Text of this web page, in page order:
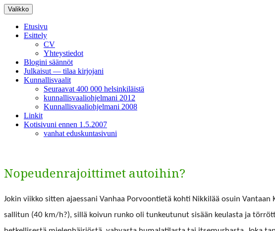
Siirry
sisältöön
Valikko
Etusivu
Esittely
CV
Yhteystiedot
Blogini säännöt
Julkaisut — tilaa kirjojani
Kunnallisvaalit
Seuraavat 400 000 helsinkiläistä
kunnallisvaaliohjelmani 2012
Kunnallisvaaliohjelmani 2008
Linkit
Kotisivuni ennen 1.5.2007
vanhat eduskuntasivuni
Nopeudenrajoittimet autoihin?
Jokin viikko sit­ten ajaes­sani Van­haa Por­voon­ti­etä kohti Nikkilää osuin
sal­li­tun (40 km/h?), sil­lä koivun runko oli tunkeu­tunut sisään keu­las­ta ja